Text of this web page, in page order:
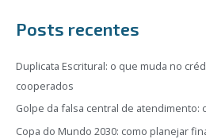
Posts recentes
Duplicata Escritural: o que muda no
cooperados
Golpe da falsa central de atendimento:
Copa do Mundo 2030: como planejar